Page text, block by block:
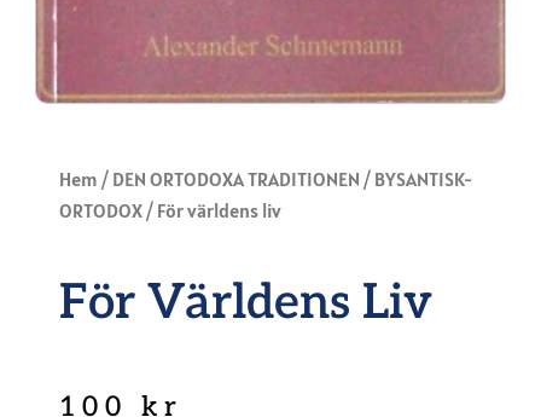
Hem / DEN ORTODOXA TRADITIONEN / BYSANTISK-
ORTODOX/ För världens liv
För Världens Liv
100 kr